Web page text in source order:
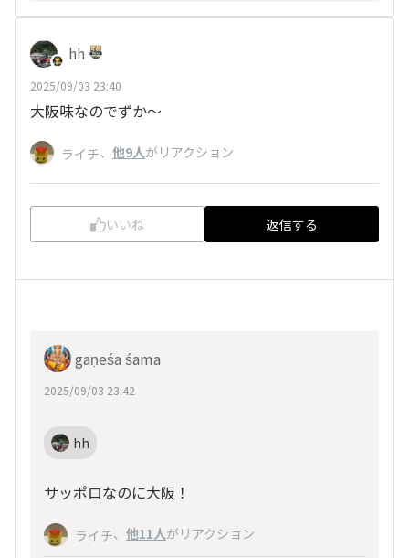
hh
2025/09/03 23:40
大阪味なのでずか～
ライチ、 他9人がリアクション
いいね 返信する
gaṇeśa śama
2025/09/03 23:42
hh
サッポロなのに大阪！
ライチ、 他11人がリアクション